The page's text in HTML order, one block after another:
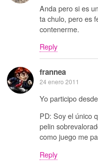
Anda pero si es
ta chulo, pero es
contenerme.
Reply
frannea
24 enero 2011
Yo participo
PD: Soy el único
pelin
como juego me
Reply